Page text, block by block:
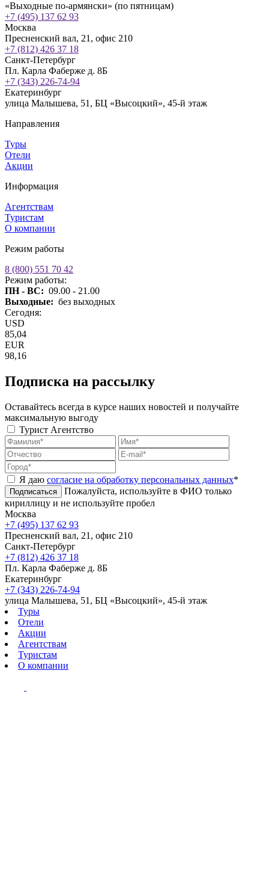
«Выходные по-армянски» (по пятницам)
+7 (495) 137 62 93
Москва
Пресненский вал, 21, офис 210
+7 (812) 426 37 18
Санкт-Петербург
Пл. Карла Фаберже д. 8Б
+7 (343) 226-74-94
Екатеринбург
улица Малышева, 51, БЦ «Высоцкий», 45-й этаж
Направления
Туры
Отели
Акции
Информация
Агентствам
Туристам
О компании
Режим работы
8 (800) 551 70 42
Режим работы:
ПН - ВС: 09.00 - 21.00
Выходные: без выходных
Сегодня:
USD
85,04
EUR
98,16
Подписка на рассылку
Оставайтесь всегда в курсе наших новостей и получайте
максимальную выгоду
Турист Агентство
Я даю согласие на обработку персональных данных*
Подписаться
Пожалуйста, используйте в ФИО только
кириллицу и не используйте пробел
Москва
+7 (495) 137 62 93
Пресненский вал, 21, офис 210
Санкт-Петербург
+7 (812) 426 37 18
Пл. Карла Фаберже д. 8Б
Екатеринбург
+7 (343) 226-74-94
улица Малышева, 51, БЦ «Высоцкий», 45-й этаж
Туры
Отели
Акции
Агентствам
Туристам
О компании